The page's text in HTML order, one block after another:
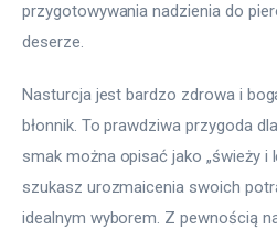
przygotowywania nadzienia do
deserze.
Nasturcja jest bardzo zdrowa i
błonnik. To prawdziwa przygoda
smak można opisać jako „świeży i
szukasz urozmaicenia swoich
idealnym wyborem. Z pewnością